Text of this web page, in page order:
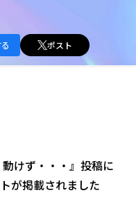
学部・大学院TOP
課外活動 TOP
ポスト
けず・・・』投稿に
が掲載されました